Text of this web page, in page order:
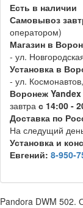
Есть в наличии
Самовывоз
оператором)
Магазин в
- ул.
Установка в
- ул.
Воронеж Yandex
завтра с 14:00 -
Доставка по
На следущий
Установка и
Евгений: 8-950-
Pandora DWM 502.